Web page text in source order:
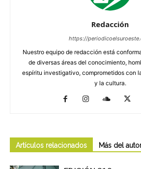
Redacción
https://
Nuestro equipo de redacción está
de diversas áreas del conocimiento,
espíritu investigativo, comprometidos con
y la cultura.
Artículos relacionados Más del